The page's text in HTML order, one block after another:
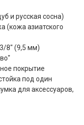
и русская сосна)
(кожа азиатского
8" (9,5 мм)
покрытие
под один
для аксессуаров,